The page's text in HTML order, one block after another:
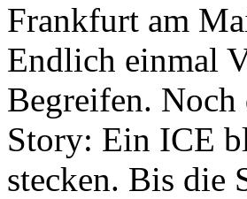
Frankfurt am
Endlich einmal
Begreifen.
Story: Ein ICE
stecken. Bis die